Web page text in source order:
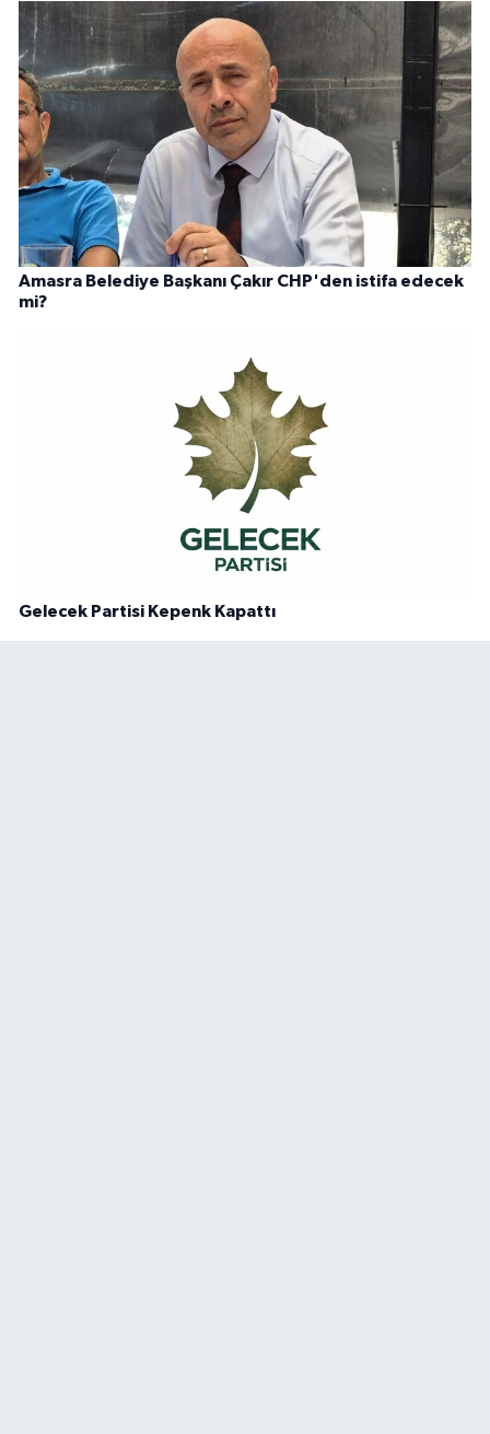
Amasra Belediye Başkanı Çakır CHP'den istifa edecek
mi?
Gelecek Partisi Kepenk Kapattı